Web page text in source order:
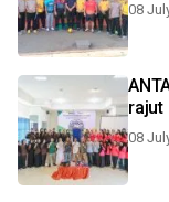
08
rajut
08